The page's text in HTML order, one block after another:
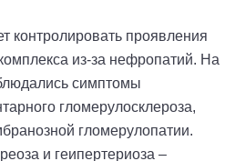
контролировать проявления
из-за нефропатий. На
симптомы
гломерулосклероза,
гломерулопатии.
и геипертериоза –